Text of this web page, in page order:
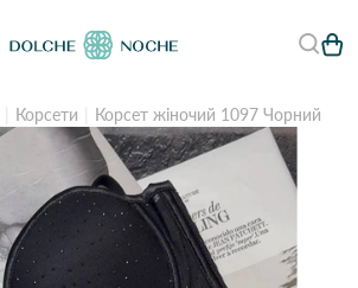
Корсети Корсет жіночий 1097 Чорний